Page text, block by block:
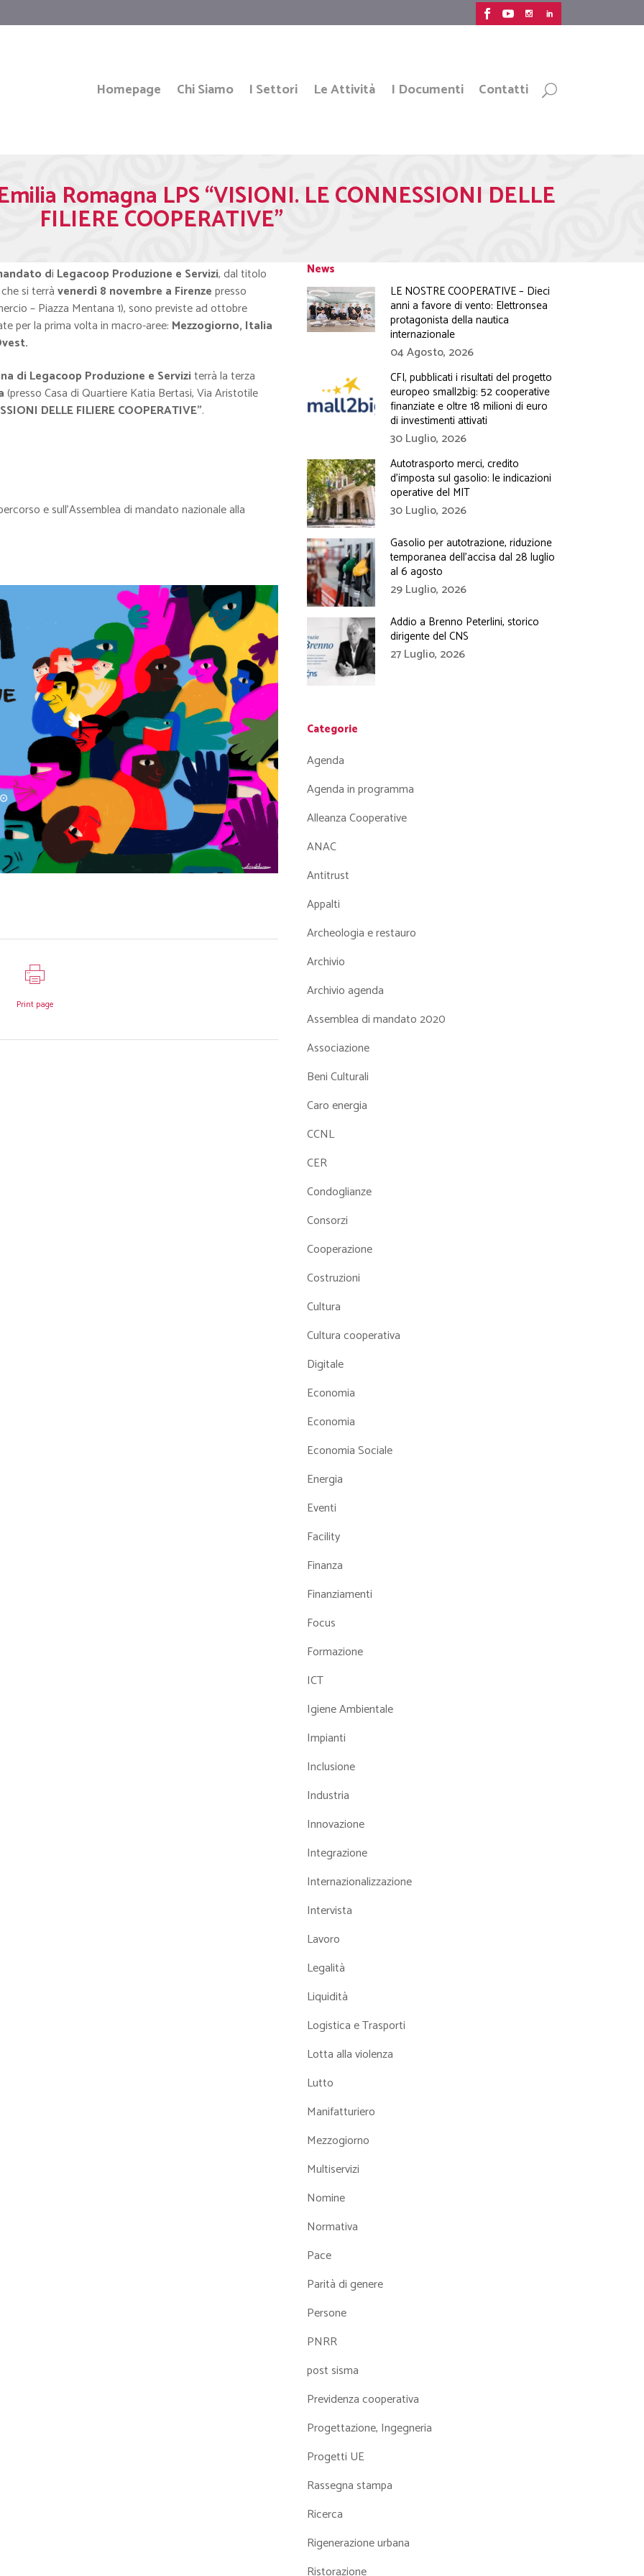
Homepage Chi Siamo I Settori Le Attività I Documenti Contatti
Romagna LPS “VISIONI. LE CONNESSIONI DELLE
FILIERE COOPERATIVE”
di Legacoop Produzione e Servizi, dal titolo
si terràvenerdì 8 novembre a Firenzepresso
– Piazza Mentana 1), sono previste ad ottobre
per la prima volta in macro-aree: Mezzogiorno, Italia
di Legacoop Produzione e Serviziterrà la terza
(presso Casa di Quartiere Katia Bertasi,Via Aristotile
DELLE FILIERE COOPERATIVE”.
e sull’Assemblea di mandato nazionale alla
Print page
News
LE NOSTRE COOPERATIVE – Dieci
anni a favore di vento: Elettronsea
protagonista della nautica
internazionale
04 Agosto, 2026
CFI, pubblicati i risultati del progetto
europeo small2big: 52 cooperative
finanziate e oltre 18 milioni di euro
di investimenti attivati
30 Luglio, 2026
Autotrasporto merci, credito
d’imposta sul gasolio: le indicazioni
operative del MIT
30 Luglio, 2026
Gasolio per autotrazione, riduzione
temporanea dell’accisa dal 28 luglio
al 6 agosto
29 Luglio, 2026
Addio a Brenno Peterlini, storico
dirigente del CNS
27 Luglio, 2026
Categorie
Agenda
Agenda in programma
Alleanza Cooperative
ANAC
Antitrust
Appalti
Archeologia e restauro
Archivio
Archivio agenda
Assemblea di mandato 2020
Associazione
Beni Culturali
Caro energia
CCNL
CER
Condoglianze
Consorzi
Cooperazione
Costruzioni
Cultura
Cultura cooperativa
Digitale
Economia
Economia
Economia Sociale
Energia
Eventi
Facility
Finanza
Finanziamenti
Focus
Formazione
ICT
Igiene Ambientale
Impianti
Inclusione
Industria
Innovazione
Integrazione
Internazionalizzazione
Intervista
Lavoro
Legalità
Liquidità
Logistica e Trasporti
Lotta alla violenza
Lutto
Manifatturiero
Mezzogiorno
Multiservizi
Nomine
Normativa
Pace
Parità di genere
Persone
PNRR
post sisma
Previdenza cooperativa
Progettazione, Ingegneria
Progetti UE
Rassegna stampa
Ricerca
Rigenerazione urbana
Ristorazione